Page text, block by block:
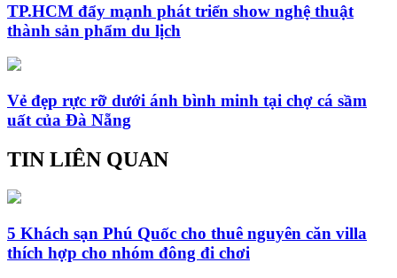
TP.HCM đẩy mạnh phát triển show nghệ thuật
thành sản phẩm du lịch
Vẻ đẹp rực rỡ dưới ánh bình minh tại chợ cá sầm
uất của Đà Nẵng
TIN LIÊN QUAN
5 Khách sạn Phú Quốc cho thuê nguyên căn villa
thích hợp cho nhóm đông đi chơi